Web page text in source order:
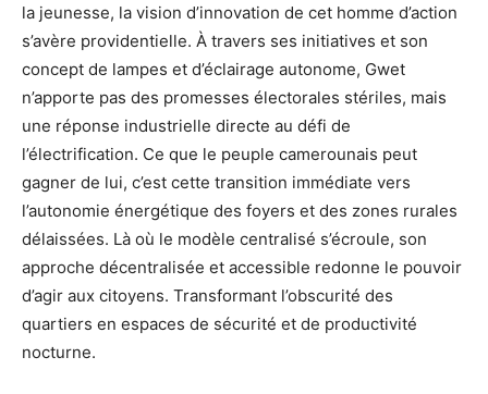
la jeunesse, la vision d’innovation de cet homme d’action
s’avère providentielle. À travers ses initiatives et son
concept de lampes et d’éclairage autonome, Gwet
n’apporte pas des promesses électorales stériles, mais
une réponse industrielle directe au défi de
l’électrification. Ce que le peuple camerounais peut
gagner de lui, c’est cette transition immédiate vers
l’autonomie énergétique des foyers et des zones rurales
délaissées. Là où le modèle centralisé s’écroule, son
approche décentralisée et accessible redonne le pouvoir
d’agir aux citoyens. Transformant l’obscurité des
quartiers en espaces de sécurité et de productivité
nocturne.